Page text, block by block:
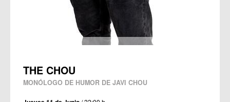
THE CHOU
MONÓLOGO DE HUMOR DE JAVI CHOU